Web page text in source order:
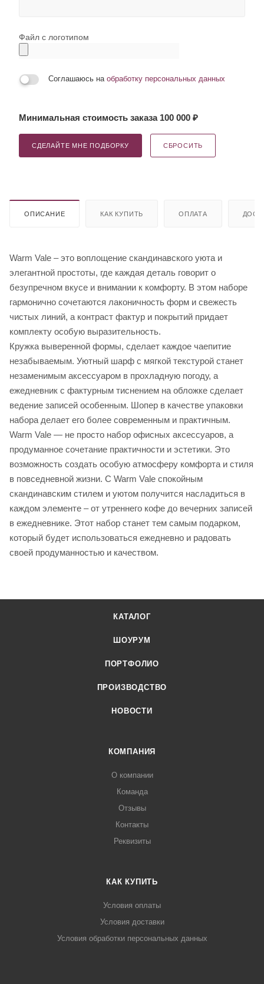
Файл с логотипом
Соглашаюсь на обработку персональных данных
Минимальная стоимость заказа 100 000 ₽
СДЕЛАЙТЕ МНЕ ПОДБОРКУ СБРОСИТЬ
ОПИСАНИЕ КАК КУПИТЬ ОПЛАТА
Warm Vale – это воплощение скандинавского уюта и
элегантной простоты, где каждая деталь говорит о
безупречном вкусе и внимании к комфорту. В этом наборе
гармонично сочетаются лаконичность форм и свежесть
чистых линий, а контраст фактур и покрытий придает
комплекту особую выразительность.
Кружка выверенной формы, сделает каждое чаепитие
незабываемым. Уютный шарф с мягкой текстурой станет
незаменимым аксессуаром в прохладную погоду, а
ежедневник с фактурным тиснением на обложке сделает
ведение записей особенным. Шопер в качестве упаковки
набора делает его более современным и практичным.
Warm Vale — не просто набор офисных аксессуаров, а
продуманное сочетание практичности и эстетики. Это
возможность создать особую атмосферу комфорта и стиля
в повседневной жизни. С Warm Vale спокойным
скандинавским стилем и уютом получится насладиться в
каждом элементе – от утреннего кофе до вечерних записей
в ежедневнике. Этот набор станет тем самым подарком,
который будет использоваться ежедневно и радовать
своей продуманностью и качеством.
КАТАЛОГ
ШОУРУМ
ПОРТФОЛИО
ПРОИЗВОДСТВО
НОВОСТИ
КОМПАНИЯ
О компании
Команда
Отзывы
Контакты
Реквизиты
КАК КУПИТЬ
Условия оплаты
Условия доставки
Условия обработки персональных данных